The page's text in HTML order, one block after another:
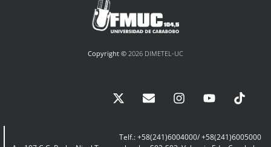
Copyright © 2026 DIMETEL-UC
Telf.: +58(241)6004000/ +58(241)6005000